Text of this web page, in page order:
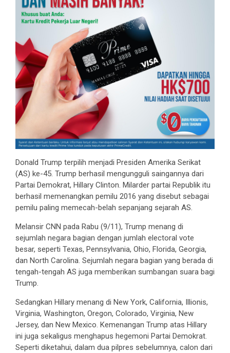
Donald Trump terpilih menjadi Presiden Amerika Serikat
(AS) ke-45. Trump berhasil mengungguli saingannya dari
Partai Demokrat, Hillary Clinton. Milarder partai Republik itu
berhasil memenangkan pemilu 2016 yang disebut sebagai
pemilu paling memecah-belah sepanjang sejarah AS.
Melansir CNN pada Rabu (9/11), Trump menang di
sejumlah negara bagian dengan jumlah electoral vote
besar, seperti Texas, Pennsylvania, Ohio, Florida, Georgia,
dan North Carolina. Sejumlah negara bagian yang berada di
tengah-tengah AS juga memberikan sumbangan suara bagi
Trump.
Sedangkan Hillary menang di New York, California, Illionis,
Virginia, Washington, Oregon, Colorado, Virginia, New
Jersey, dan New Mexico. Kemenangan Trump atas Hillary
ini juga sekaligus menghapus hegemoni Partai Demokrat.
Seperti diketahui, dalam dua pilpres sebelumnya, calon dari